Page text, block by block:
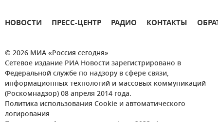
НОВОСТИ ПРЕСС-ЦЕНТР РАДИО КОНТАКТЫ
© 2026 МИА «Россия сегодня»
Сетевое издание РИА Новости зарегистрировано в
Федеральной службе по надзору в сфере связи,
информационных технологий и массовых коммуникаций
(Роскомнадзор) 08 апреля 2014 года.
Политика использования Cookie и автоматического
логирования